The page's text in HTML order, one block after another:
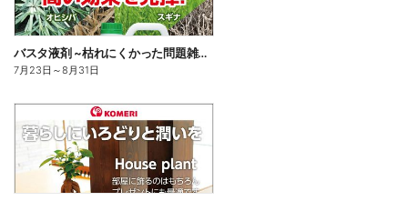
バスタ液剤 ~枯れにくかった問題雑草に高い効果を発揮!~
7月23日 ～8月31日